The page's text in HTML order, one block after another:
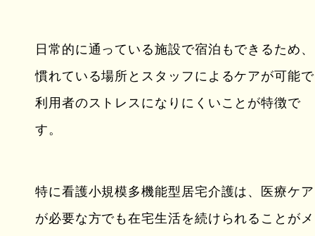
日常的に通っている施設で宿泊もできるため、
慣れている場所とスタッフによるケアが可能で
利用者のストレスになりにくいことが特徴で
す。
特に看護小規模多機能型居宅介護は、医療ケア
が必要な方でも在宅生活を続けられることがメ